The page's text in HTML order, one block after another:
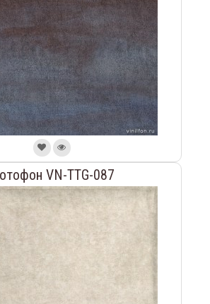
VN-TTG-087